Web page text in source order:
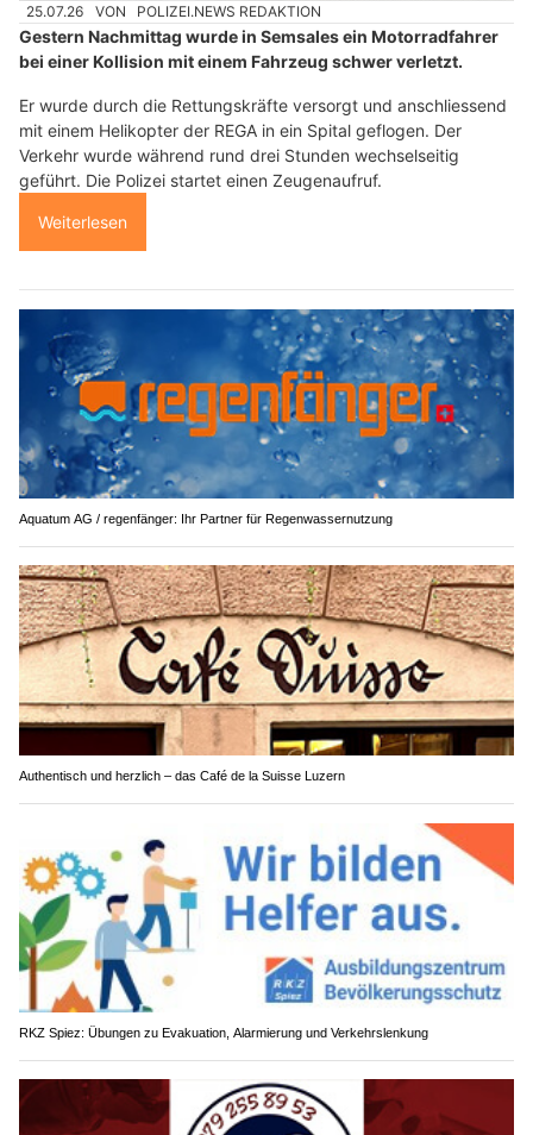
25.07.26 VON POLIZEI.NEWS REDAKTION
Gestern Nachmittag wurde in Semsales ein Motorradfahrer
bei einer Kollision mit einem Fahrzeug schwer verletzt.
Er wurde durch die Rettungskräfte versorgt und anschliessend
mit einem Helikopter der REGA in ein Spital geflogen. Der
Verkehr wurde während rund drei Stunden wechselseitig
geführt. Die Polizei startet einen Zeugenaufruf.
Weiterlesen
Aquatum AG / regenfänger: Ihr Partner für Regenwassernutzung
Authentisch und herzlich – das Café de la Suisse Luzern
RKZ Spiez: Übungen zu Evakuation, Alarmierung und Verkehrslenkung